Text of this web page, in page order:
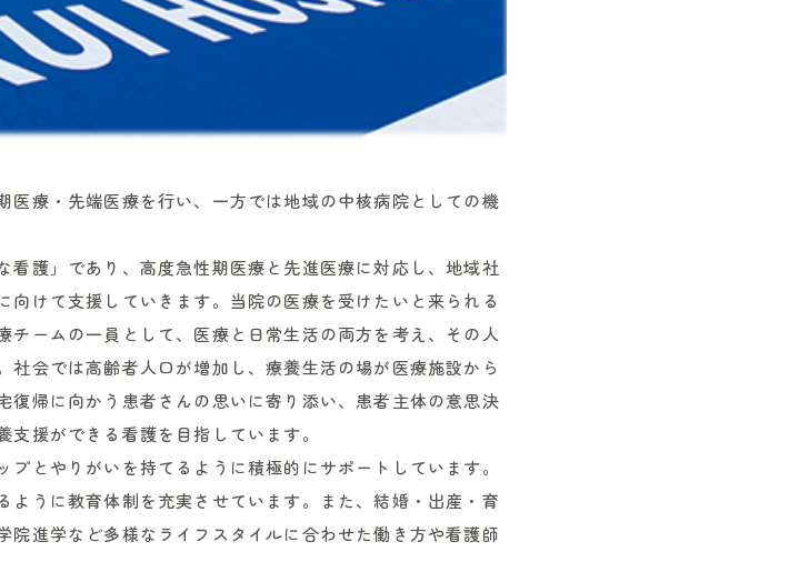
療・先端医療を行い、一方では地域の中核病院としての機
護」であり、高度急性期医療と先進医療に対応し、地域社
けて支援していきます。当院の医療を受けたいと来られる
チームの一員として、医療と日常生活の両方を考え、その人
社会では高齢者人口が増加し、療養生活の場が医療施設から
帰に向かう患者さんの思いに寄り添い、患者主体の意思決
援ができる看護を目指しています。
とやりがいを持てるように積極的にサポートしています。
ように教育体制を充実させています。また、結婚・出産・育
院進学など多様なライフスタイルに合わせた働き方や看護師